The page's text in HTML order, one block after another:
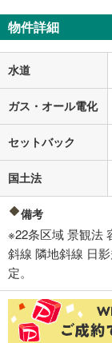
物件詳細
水道
ガス・オール電化
セットバック
国土法
備考
※22条区域 景観法
斜線 隣地斜線 日
定。